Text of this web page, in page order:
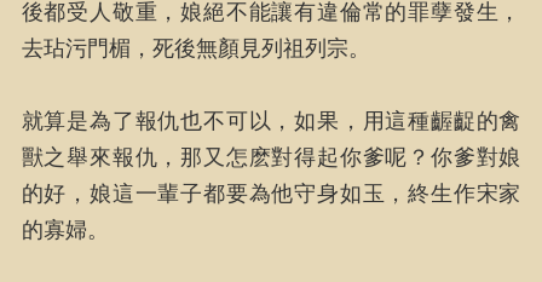
後都受人敬重，娘絕不能讓有違倫常的罪孽發生，
去玷污門楣，死後無顏見列祖列宗。
就算是為了報仇也不可以，如果，用這種齷齪的禽
獸之舉來報仇，那又怎麽對得起你爹呢？你爹對娘
的好，娘這一輩子都要為他守身如玉，終生作宋家
的寡婦。